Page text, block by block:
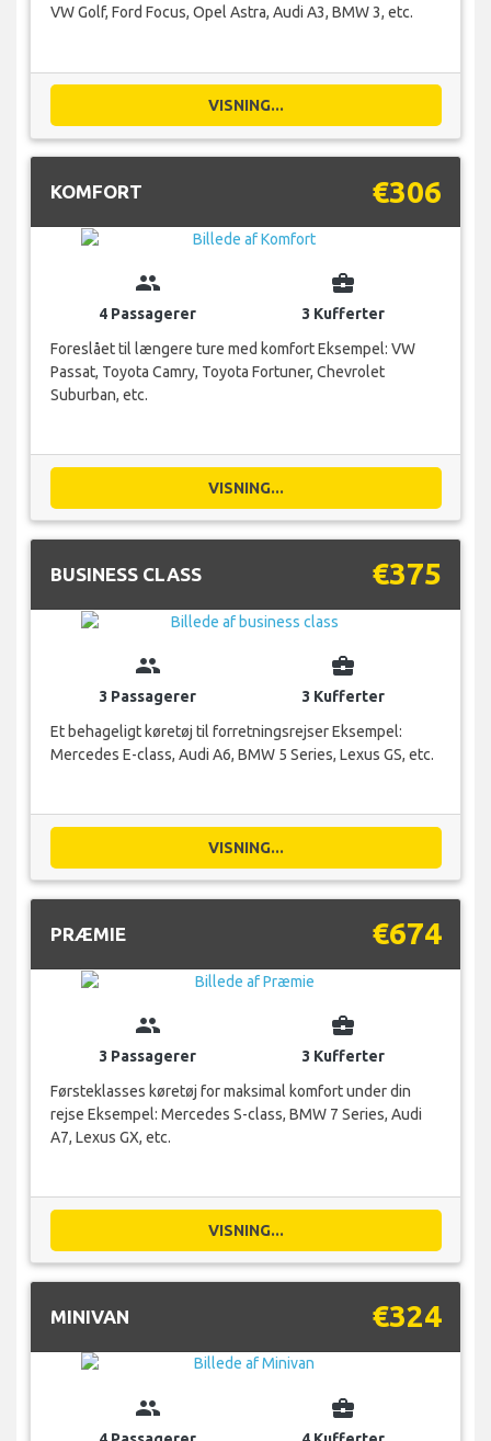
VW Golf, Ford Focus, Opel Astra, Audi A3, BMW 3, etc.
VISNING...
KOMFORT €306
group
4 Passagerer
business_center
3 Kufferter
Foreslået til længere ture med komfort Eksempel: VW
Passat, Toyota Camry, Toyota Fortuner, Chevrolet
Suburban, etc.
VISNING...
BUSINESS CLASS €375
group
3 Passagerer
business_center
3 Kufferter
Et behageligt køretøj til forretningsrejser Eksempel:
Mercedes E-class, Audi A6, BMW 5 Series, Lexus GS, etc.
VISNING...
PRÆMIE €674
group
3 Passagerer
business_center
3 Kufferter
Førsteklasses køretøj for maksimal komfort under din
rejse Eksempel: Mercedes S-class, BMW 7 Series, Audi
A7, Lexus GX, etc.
VISNING...
MINIVAN €324
group business_center